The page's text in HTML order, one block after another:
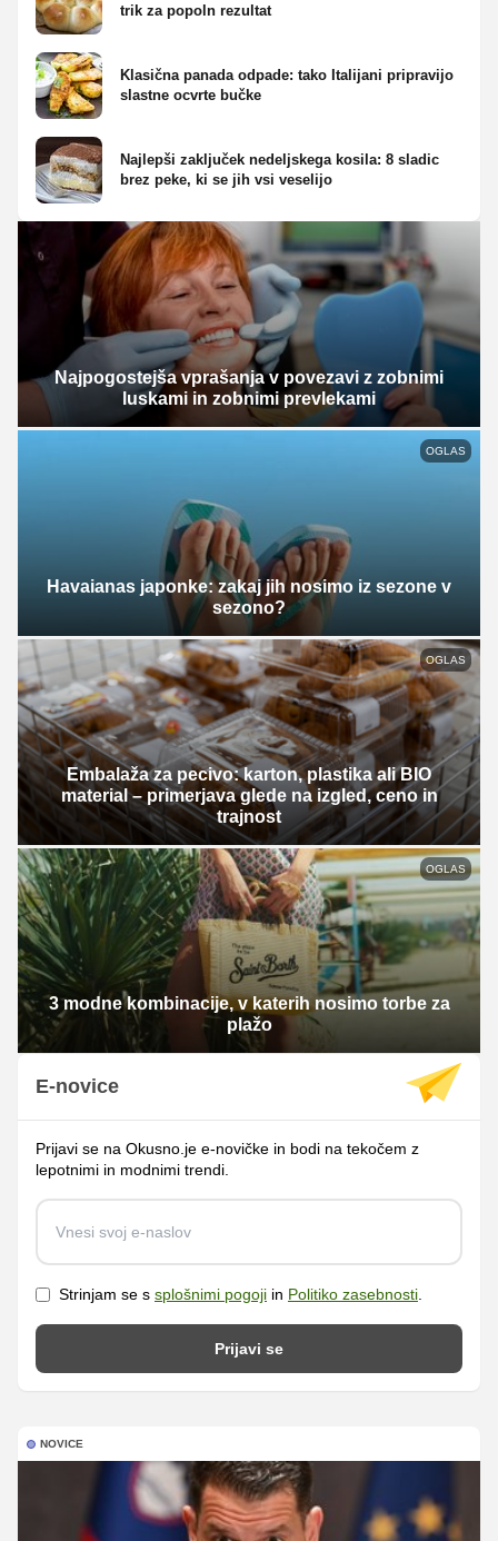
trik za popoln rezultat
Klasična panada odpade: tako Italijani pripravijo
slastne ocvrte bučke
Najlepši zaključek nedeljskega kosila: 8 sladic
brez peke, ki se jih vsi veselijo
Najpogostejša vprašanja v povezavi z zobnimi
luskami in zobnimi prevlekami
OGLAS
Havaianas japonke: zakaj jih nosimo iz sezone v
sezono?
OGLAS
Embalaža za pecivo: karton, plastika ali BIO
material – primerjava glede na izgled, ceno in
trajnost
OGLAS
3 modne kombinacije, v katerih nosimo torbe za
plažo
E-novice
Prijavi se na Okusno.je e-novičke in bodi na tekočem z
lepotnimi in modnimi trendi.
Strinjam se s splošnimi pogoji in Politiko zasebnosti.
Prijavi se
NOVICE